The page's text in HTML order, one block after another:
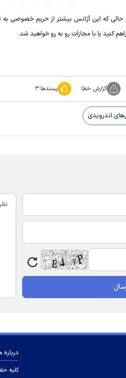
که این آژانس بیشتر از حریم خصوصی به
کنید یا با مجازات رو به رو خواهید شد.
گزارش خطا پسندها:۳
اندرویدی
درباره
کلیه